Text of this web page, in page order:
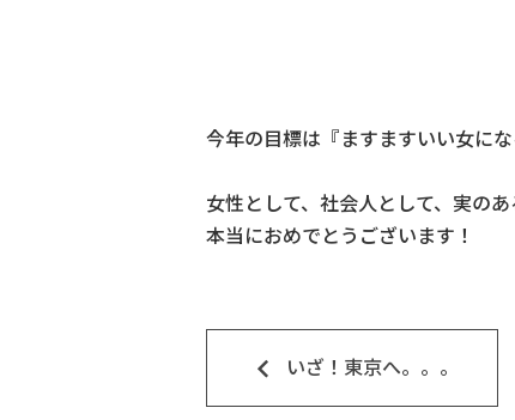
今年の目標は『ますますいい女に
女性として、社会人として、実の
本当におめでとうございます！
keyboard_arrow_left いざ！東京へ。。。